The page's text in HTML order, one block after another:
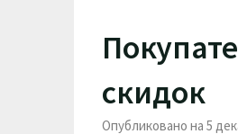
скидок
Опубликовано на 5